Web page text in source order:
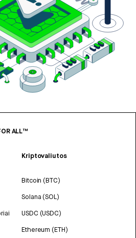
ALL™
Kriptovaliutos
Bitcoin (BTC)
Solana (SOL)
USDC (USDC)
Ethereum (ETH)